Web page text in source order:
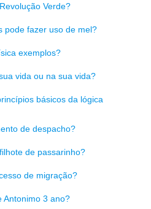
Verde?
pode fazer uso de mel?
exemplos?
vida ou na sua vida?
básicos da lógica
de despacho?
de passarinho?
de migração?
Antonimo 3 ano?